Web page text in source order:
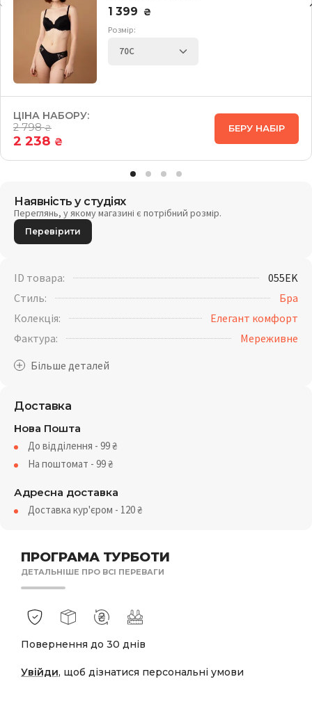
ПРОГРАМА ТУРБОТИ
ДЕТАЛЬНІШЕ ПРО ВСІ ПЕРЕВАГИ
Повернення до 30 днів
Увійди, щоб дізнатися персональні умови
1 399
₴
Розмір:
ЦІНА НАБОРУ:
2 798₴
2 238 ₴
БЕРУ НАБІР
Наявність у студіях
Переглянь, у якому магазині є потрібний розмір.
Перевірити
ID товара:
055EK
Стиль:
Бра
Колекція:
Елегант комфорт
Фактура:
Мереживне
Доставка
Нова Пошта
До відділення - 99₴
На поштомат - 99₴
Адресна доставка
Доставка кур'єром - 120₴